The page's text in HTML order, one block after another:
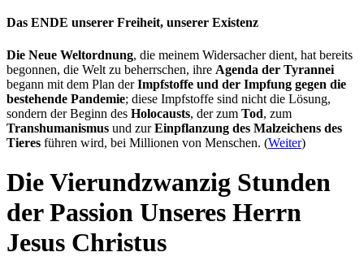
Das ENDE unserer Freiheit, unserer Existenz
Die Neue Weltordnung, die meinem Widersacher dient, hat bereits
begonnen, die Welt zu beherrschen, ihre Agenda der Tyrannei
begann mit dem Plan derImpfstoffe und der Impfung gegen die
bestehende Pandemie; diese Impfstoffe sind nicht die Lösung,
sondern der Beginn des Holocausts, der zum Tod, zum
Transhumanismus und zurEinpflanzung des Malzeichens des
Tieres führen wird, bei Millionen von Menschen. (Weiter)
Die Vierundzwanzig Stunden
der Passion Unseres Herrn
Jesus Christus